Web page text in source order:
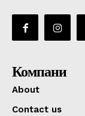
Компани
About
Contact us